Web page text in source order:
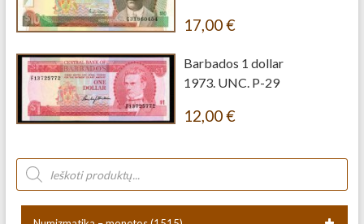
17,00€
Barbados 1 dollar
1973. UNC. P-29
12,00€